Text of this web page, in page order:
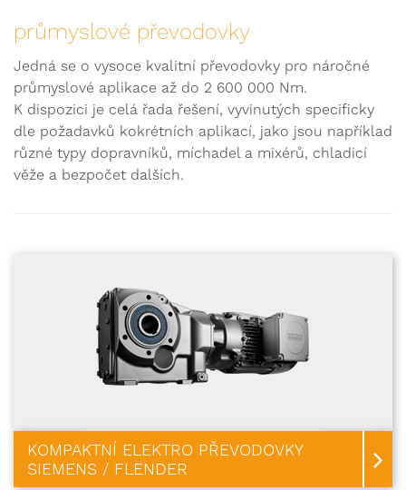
průmyslové převodovky
Jedná se o vysoce kvalitní převodovky pro náročné
průmyslové aplikace až do 2 600 000 Nm.
K dispozici je celá řada řešení, vyvinutých specificky
dle požadavků kokrétních aplikací, jako jsou například
různé typy dopravníků, míchadel a mixérů, chladicí
věže a bezpočet dalších.
KOMPAKTNÍ ELEKTRO PŘEVODOVKY
SIEMENS / FLENDER